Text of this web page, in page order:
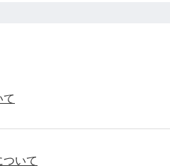
ついて